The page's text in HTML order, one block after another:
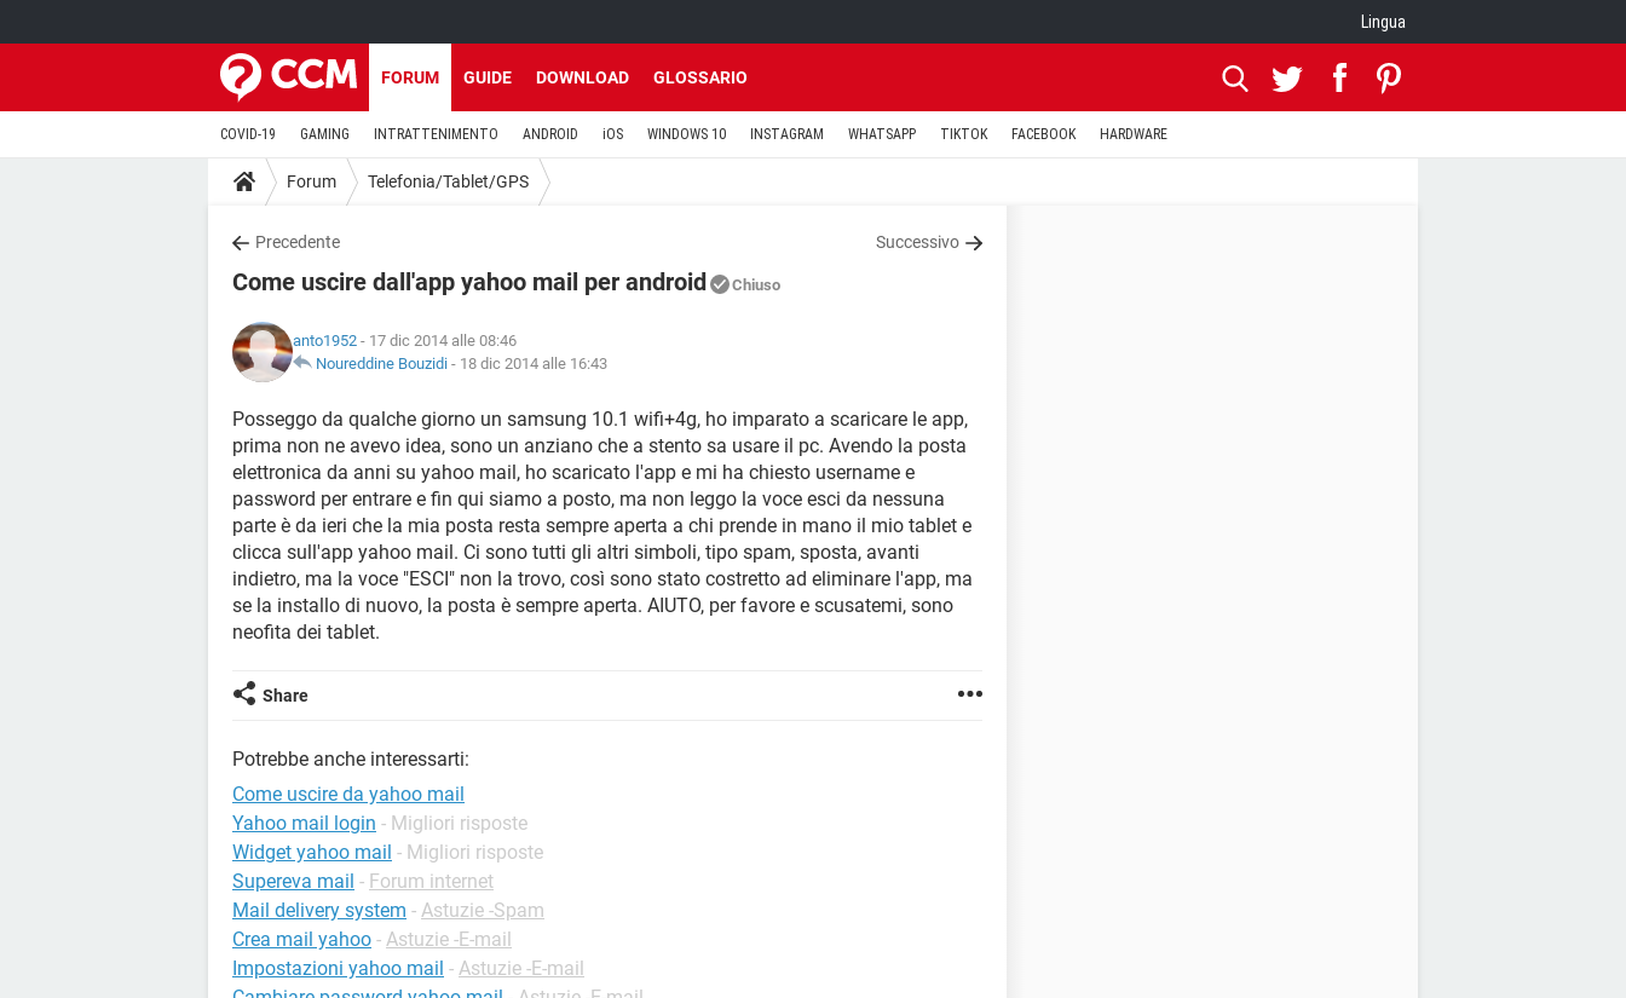
Lingua
FORUM GUIDE DOWNLOAD GLOSSARIO
COVID-19 GAMING INTRATTENIMENTO ANDROID iOS WINDOWS 10 INSTAGRAM WHATSAPP TIKTOK FACEBOOK HARDWARE
Forum Telefonia/Tablet/GPS
Precedente Successivo
Come uscire dall'app yahoo mail per android Chiuso
anto1952 - 17 dic 2014 alle 08:46
Noureddine Bouzidi - 18 dic 2014 alle 16:43
Posseggo da qualche giorno un samsung 10.1 wifi+4g, ho imparato a scaricare le app,
prima non ne avevo idea, sono un anziano che a stento sa usare il pc. Avendo la posta
elettronica da anni su yahoo mail, ho scaricato l'app e mi ha chiesto username e
password per entrare e fin qui siamo a posto, ma non leggo la voce esci da nessuna
parte è da ieri che la mia posta resta sempre aperta a chi prende in mano il mio tablet e
clicca sull'app yahoo mail. Ci sono tutti gli altri simboli, tipo spam, sposta, avanti
indietro, ma la voce "ESCI" non la trovo, così sono stato costretto ad eliminare l'app, ma
se la installo di nuovo, la posta è sempre aperta. AIUTO, per favore e scusatemi, sono
neofita dei tablet.
Share
Potrebbe anche interessarti:
Come uscire da yahoo mail
Yahoo mail login - Migliori risposte
Widget yahoo mail - Migliori risposte
Supereva mail - Forum internet
Mail delivery system - Astuzie -Spam
Crea mail yahoo - Astuzie -E-mail
Impostazioni yahoo mail - Astuzie -E-mail